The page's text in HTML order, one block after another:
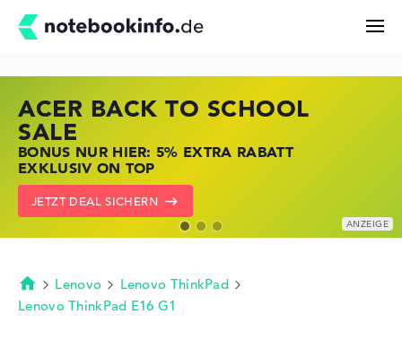
Kaufberatung
Technik & Wissen
ACER BACK TO SCHOOL
SALE
BONUS NUR HIER: 5% EXTRA RABATT
EXKLUSIV ON TOP
JETZT DEAL SICHERN
HP STORE SSV DEALS
JETZT ZUGREIFEN: NOTEBOOKS BEI HP
KRÄFTIG REDUZIERT
ZU DEN HP ANGEBOTEN
LENOVO LAPTOP DEALS
NOTEBOOKS BEI LENOVO JETZT
KRÄFTIG REDUZIERT
LENOVO DEALS ZEIGEN
Startseite
Lenovo
Lenovo ThinkPad
Lenovo ThinkPad E16 G1